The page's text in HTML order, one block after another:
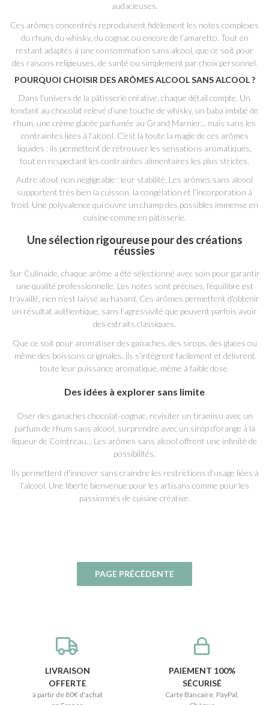
audacieuses.
Ces arômes concentrés reproduisent fidèlement les notes complexes
du rhum, du whisky, du cognac ou encore de l’amaretto. Tout en
restant adaptés à une consommation sans alcool, que ce soit pour
des raisons religieuses, de santé ou simplement par choix personnel.
POURQUOI CHOISIR DES ARÔMES ALCOOL SANS ALCOOL ?
Dans l'univers de la pâtisserie créative, chaque détail compte. Un
fondant au chocolat relevé d’une touche de whisky, un baba imbibé de
rhum, une crème glacée parfumée au Grand Marnier... mais sans les
contraintes liées à l’alcool. C’est là toute la magie de ces arômes
liquides : ils permettent de retrouver les sensations aromatiques,
tout en respectant les contraintes alimentaires les plus strictes.
Autre atout non négligeable : leur stabilité. Les arômes sans alcool
supportent très bien la cuisson, la congélation et l’incorporation à
froid. Une polyvalence qui ouvre un champ des possibles immense en
cuisine comme en pâtisserie.
Une sélection rigoureuse pour des créations
réussies
Sur Culinaide, chaque arôme a été sélectionné avec soin pour garantir
une qualité professionnelle. Les notes sont précises, l'équilibre est
travaillé, rien n’est laissé au hasard. Ces arômes permettent d'obtenir
un résultat authentique, sans l’agressivité que peuvent parfois avoir
des extraits classiques.
Que ce soit pour aromatiser des ganaches, des sirops, des glaces ou
même des boissons originales, ils s’intègrent facilement et délivrent
toute leur puissance aromatique, même à faible dose.
Des idées à explorer sans limite
Oser des ganaches chocolat-cognac, revisiter un tiramisu avec un
parfum de rhum sans alcool, surprendre avec un sirop d'orange à la
liqueur de Cointreau... Les arômes sans alcool offrent une infinité de
possibilités.
Ils permettent d'innover sans craindre les restrictions d’usage liées à
l’alcool. Une liberté bienvenue pour les artisans comme pour les
passionnés de cuisine créative.
LIVRAISON
OFFERTE
à partir de 80€ d'achat
PAIEMENT 100%
SÉCURISÉ
Carte Bancaire, PayPal,